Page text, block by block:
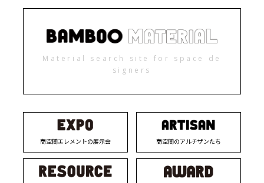
Material search site for space de
signers
商空間エレメントの展示会 商空間のアルチザンたち